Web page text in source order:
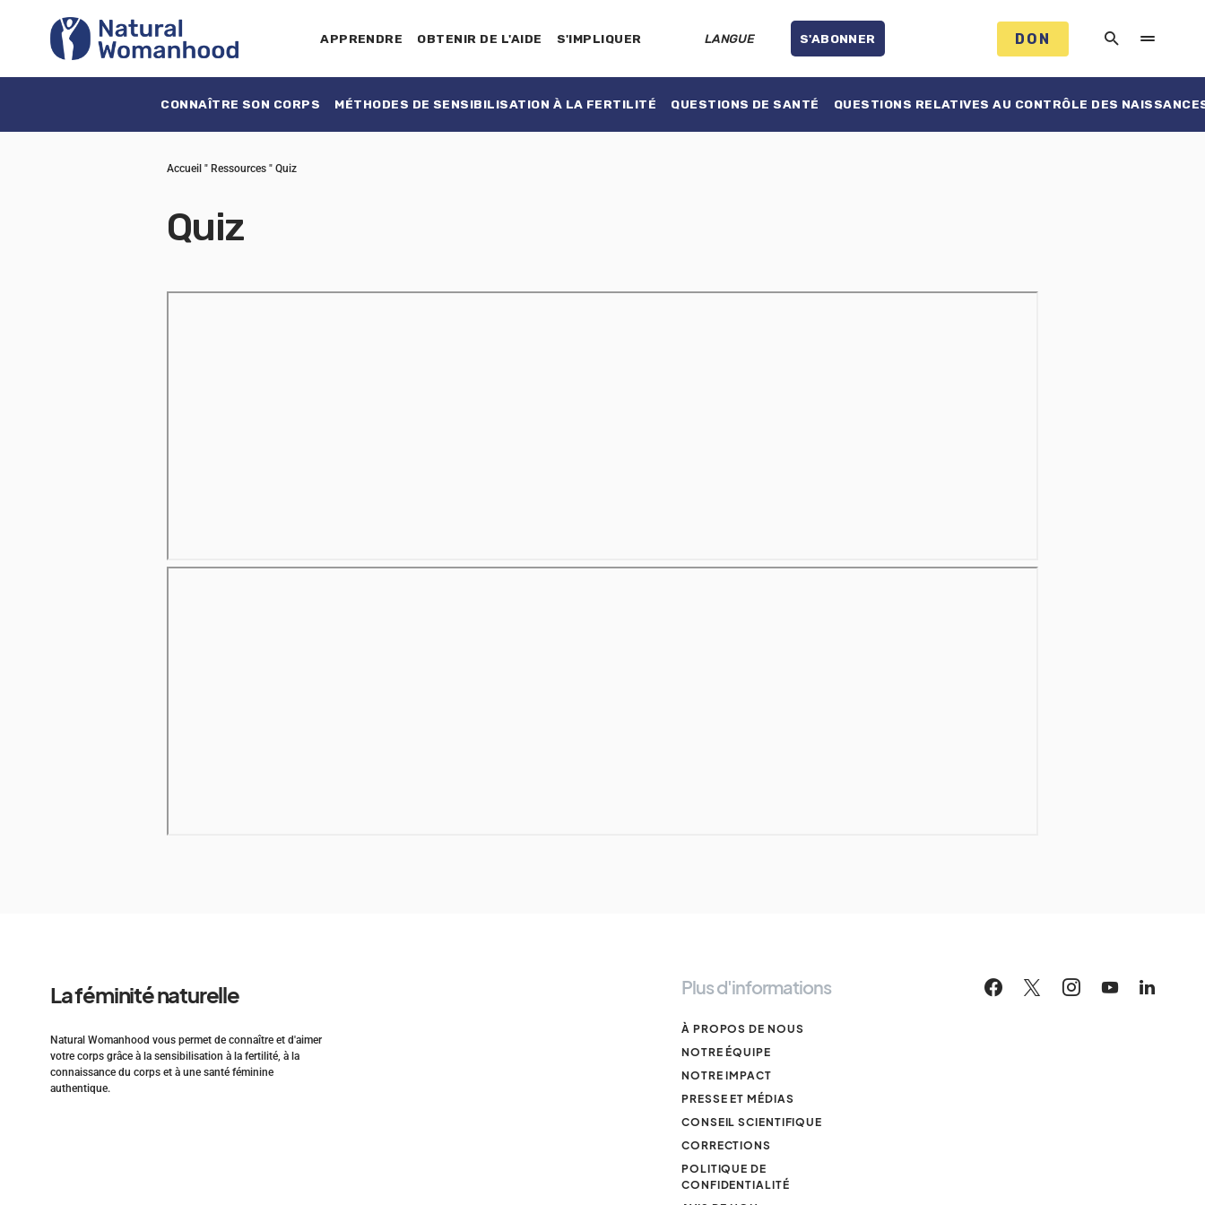
APPRENDRE OBTENIR DE L'AIDE S'IMPLIQUER LANGUE S'ABONNER DON
CONNAÎTRE SON CORPS MÉTHODES DE SENSIBILISATION À LA FERTILITÉ QUESTIONS DE SANTÉ QUESTIONS RELATIVES AU CONTRÔLE DES
Accueil " Ressources " Quiz
Quiz
La féminité naturelle
Natural Womanhood vous permet de connaître et d'aimer
votre corps grâce à la sensibilisation à la fertilité, à la
connaissance du corps et à une santé féminine
authentique.
Plus d'informations
À PROPOS DE NOUS
NOTRE ÉQUIPE
NOTRE IMPACT
PRESSE ET MÉDIAS
CONSEIL SCIENTIFIQUE
CORRECTIONS
POLITIQUE DE
CONFIDENTIALITÉ